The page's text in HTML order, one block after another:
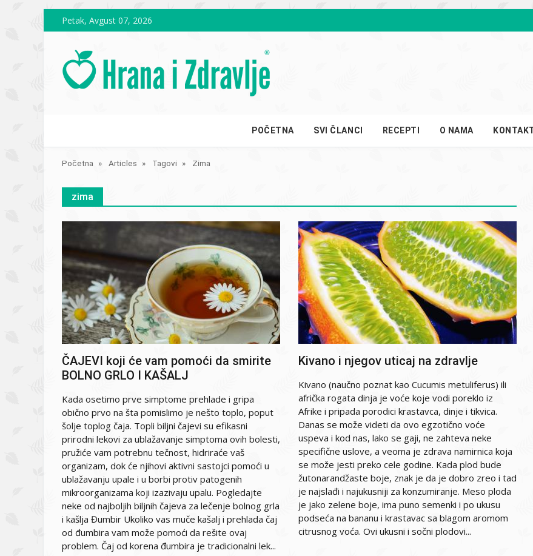
Skip to main contentPetak, Avgust 07, 2026
POČETNA SVI ČLANCI RECEPTI O NAMA
Početna Articles Tagovi Zima
zima
ČAJEVI koji će vam pomoći da smirite
BOLNO GRLO I KAŠALJ
Kada osetimo prve simptome prehlade i gripa
obično prvo na šta pomislimo je nešto toplo, poput
šolje toplog čaja. Topli biljni čajevi su efikasni
prirodni lekovi za ublažavanje simptoma ovih bolesti,
pružiće vam potrebnu tečnost, hidriraće vaš
organizam, dok će njihovi aktivni sastojci pomoći u
ublažavanju upale i u borbi protiv patogenih
mikroorganizama koji izazivaju upalu. Pogledajte
neke od najboljih biljnih čajeva za lečenje bolnog grla
i kašlja Đumbir Ukoliko vas muče kašalj i prehlada čaj
od đumbira vam može pomoći da rešite ovaj
problem. Čaj od korena đumbira je tradicionalni lek...
Kivano i njegov uticaj na zdravlje
Kivano (naučno poznat kao Cucumis metuliferus) ili
afrička rogata dinja je voće koje vodi poreklo iz
Afrike i pripada porodici krastavca, dinje i tikvica.
Danas se može videti da ovo egzotično voće
uspeva i kod nas, lako se gaji, ne zahteva neke
specifične uslove, a veoma je zdrava namirnica koja
se može jesti preko cele godine. Kada plod bude
žutonarandžaste boje, znak je da je dobro zreo i tad
je najslađi i najukusniji za konzumiranje. Meso ploda
je jako zelene boje, ima puno semenki i po ukusu
podseća na bananu i krastavac sa blagom aromom
citrusnog voća. Ovi ukusni i sočni plodovi...